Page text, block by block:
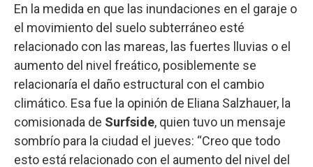
En la medida en que las inundaciones en el garaje o
el movimiento del suelo subterráneo esté
relacionado con las mareas, las fuertes lluvias o el
aumento del nivel freático, posiblemente se
relacionaría el daño estructural con el cambio
climático. Esa fue la opinión de Eliana Salzhauer, la
comisionada de Surfside, quien tuvo un mensaje
sombrío para la ciudad el jueves: “Creo que todo
esto está relacionado con el aumento del nivel del